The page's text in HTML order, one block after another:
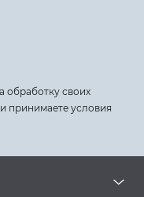
обработку своих
принимаете условия